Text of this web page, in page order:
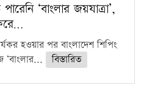
‘বাংলার জয়যাত্রা’,
হওয়ার পর বাংলাদেশ শিপিং
বিস্তারিত